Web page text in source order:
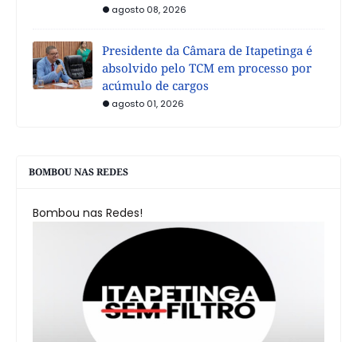
agosto 08, 2026
Presidente da Câmara de Itapetinga é
absolvido pelo TCM em processo por
acúmulo de cargos
agosto 01, 2026
BOMBOU NAS REDES
Bombou nas Redes!